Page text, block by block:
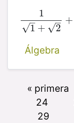
1
1
–
√ + 2
–
√
+
Álgebra
« primera
24
29